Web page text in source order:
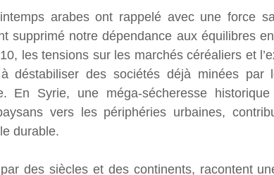
arabes ont rappelé avec une force
supprimé notre dépendance aux équilibres
les tensions sur les marchés céréaliers et
déstabiliser des sociétés déjà minées par
En Syrie, une méga-sécheresse
vers les périphéries urbaines,
durable.
des siècles et des continents, racontent